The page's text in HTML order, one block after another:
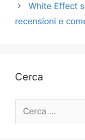
White Effect
recensioni e
Cerca
per: